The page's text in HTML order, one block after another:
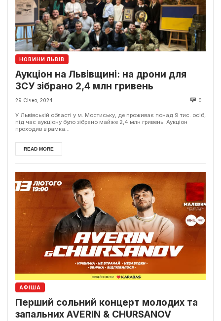
НОВИНИ ЛЬВІВ
Аукціон на Львівщині: на дрони для
ЗСУ зібрано 2,4 млн гривень
29 Січня, 2024 0
У Львівській області у м. Мостиську, де проживає понад 9 тис. осіб,
під час аукціону було зібрано майже 2,4 млн гривень. Аукціон
проходив в рамка...
READ MORE
АФІША
Перший сольний концерт молодих та
запальних AVERIN & CHURSANOV